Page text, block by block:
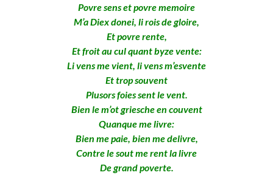
Povre sens et povre memoire
M’a Diex donei, li rois de gloire,
Et povre rente,
Et froit au cul quant byze vente:
Li vens me vient, li vens m’esvente
Et trop souvent
Plusors foies sent le vent.
Bien le m’ot griesche en couvent
Quanque me livre:
Bien me paie, bien me delivre,
Contre le sout me rent la livre
De grand poverte.